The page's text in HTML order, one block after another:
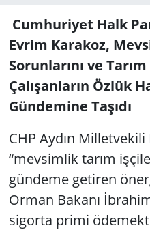
Cumhuriyet Halk
Evrim Karakoz,
Sorunlarını ve
Çalışanların Özlük
Gündemine Taşıdı
CHP Aydın
“mevsimlik tarım
gündeme getiren
Orman Bakanı
sigorta primi
POLİTİKA
RESMİ İLANLAR
SAĞLIK
SPOR